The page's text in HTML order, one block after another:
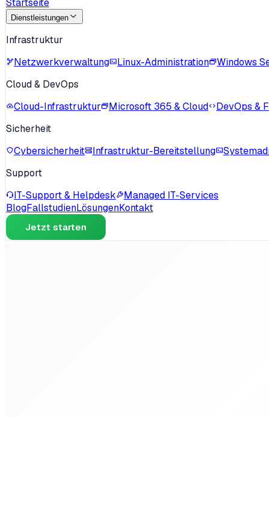
Startseite
Dienstleistungen
Infrastruktur
Netzwerkverwaltung
Linux-Administration
Windows
Cloud & DevOps
Cloud-Infrastruktur
Microsoft 365 & Cloud
DevOps &
Sicherheit
Cybersicherheit
Infrastruktur-Bereitstellung
Support
IT-Support & Helpdesk
Managed IT-Services
BlogFallstudienLösungenKontakt
Jetzt starten